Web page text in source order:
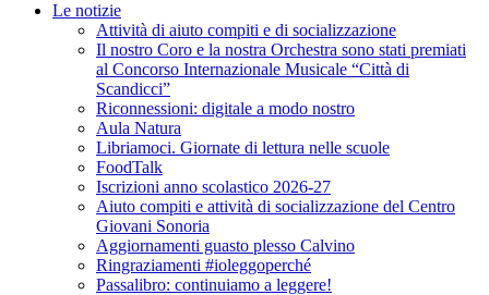
Le notizie
Attività di aiuto compiti e di socializzazione
Il nostro Coro e la nostra Orchestra sono stati premiati
al Concorso Internazionale Musicale “Città di
Scandicci”
Riconnessioni: digitale a modo nostro
Aula Natura
Libriamoci. Giornate di lettura nelle scuole
FoodTalk
Iscrizioni anno scolastico 2026-27
Aiuto compiti e attività di socializzazione del Centro
Giovani Sonoria
Aggiornamenti guasto plesso Calvino
Ringraziamenti #ioleggoperché
Passalibro: continuiamo a leggere!